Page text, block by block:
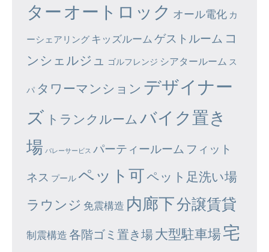
ター オートロック オール電化 カ
ーシェアリング キッズルーム ゲストルーム コ
ンシェルジュ
ゴルフレンジ シアタールーム ス
パ タワーマンション デザイナー
ズ トランクルーム バイク置き
場 バレーサービス パーティールーム フィット
ネス プール ペット可ペット足洗い場
ラウンジ 免震構造 内廊下分譲賃貸
制震構造 各階ゴミ置き場大型駐車場宅